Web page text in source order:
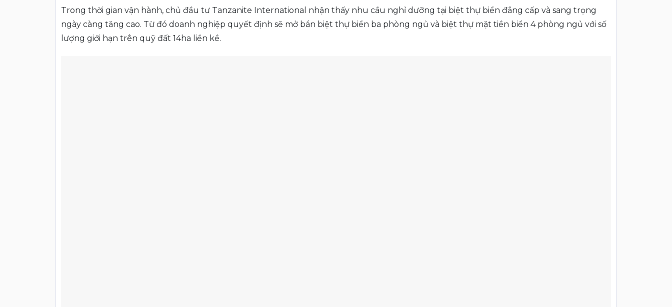
Trong thời gian vận hành, chủ đầu tư Tanzanite International nhận thấy nhu cầu nghỉ dưỡng tại biệt thự biển đẳng cấp và sang trọng
ngày càng tăng cao. Từ đó doanh nghiệp quyết định sẽ mở bán biệt thự biển ba phòng ngủ và biệt thự mặt tiền biển 4 phòng ngủ với số
lượng giới hạn trên quỹ đất 14ha liền kề.